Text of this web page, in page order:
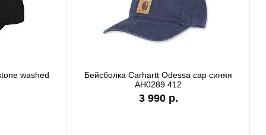
Carhartt WIP I028876 black
Бейсболка Carhartt
сеткой черный